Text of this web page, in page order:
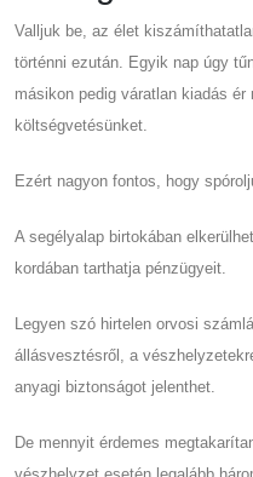
Valljuk be, az élet
történni ezután. Egyik nap úgy
másikon pedig váratlan kiadás
költségvetésünket.
Ezért nagyon fontos, hogy
A segélyalap birtokában
kordában tarthatja pénzügyeit.
Legyen szó hirtelen orvosi
állásvesztésről, a
anyagi biztonságot jelenthet.
De mennyit érdemes